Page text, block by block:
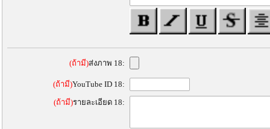
(ถ้ามี)ส่งภาพ 18:
(ถ้ามี)YouTube ID 18:
(ถ้ามี)รายละเอียด 18: